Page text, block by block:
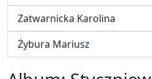
Zatwarnicka Karolina
Żybura Mariusz